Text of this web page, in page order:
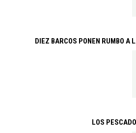
DIEZ BARCOS PONEN RUMBO A
LOS